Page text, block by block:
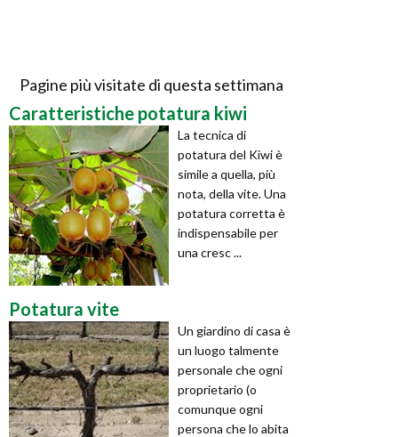
Pagine più visitate di questa settimana
Caratteristiche potatura kiwi
La tecnica di
potatura del Kiwi è
simile a quella, più
nota, della vite. Una
potatura corretta è
indispensabile per
una cresc ...
Potatura vite
Un giardino di casa è
un luogo talmente
personale che ogni
proprietario (o
comunque ogni
persona che lo abita